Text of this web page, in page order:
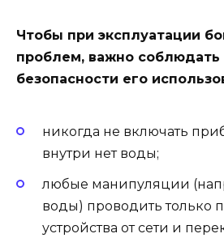
Чтобы при эксплуатации
проблем, важно соблюдать
безопасности его
никогда не включать
внутри нет воды;
любые манипуляции
воды) проводить только
устройства от сети и